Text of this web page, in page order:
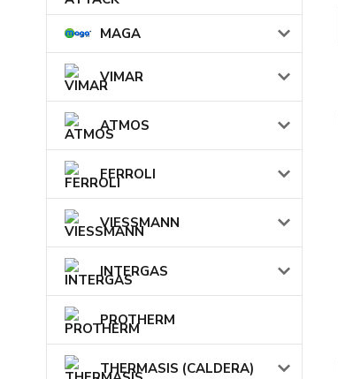
MAGA
VIMAR
ATMOS
FERROLI
VIESSMANN
INTERGAS
PROTHERM
THERMASIS (CALDERA)